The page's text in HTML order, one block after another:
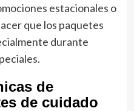
estacionales o
que los paquetes
durante
de
de cuidado